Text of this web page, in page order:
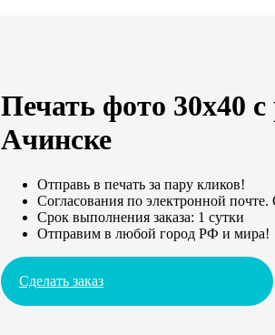
Печать фото 30х40
Ачинске
Отправь в печать за пару кликов!
Согласования по электронной почте.
Срок выполнения заказа: 1 сутки
Отправим в любой город РФ и мира!
Сделать заказ